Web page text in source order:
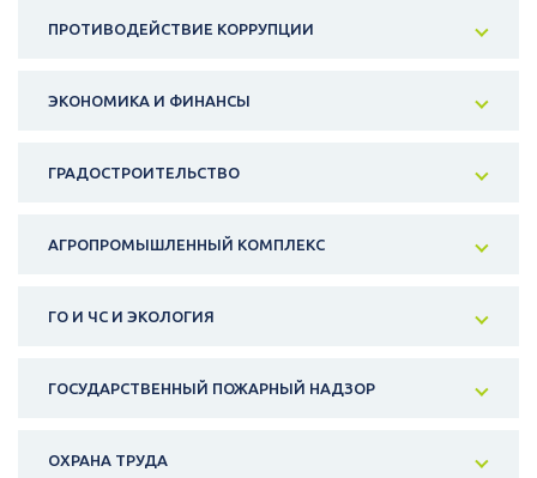
ПРОТИВОДЕЙСТВИЕ КОРРУПЦИИ
ЭКОНОМИКА И ФИНАНСЫ
ГРАДОСТРОИТЕЛЬСТВО
АГРОПРОМЫШЛЕННЫЙ КОМПЛЕКС
ГО И ЧС И ЭКОЛОГИЯ
ГОСУДАРСТВЕННЫЙ ПОЖАРНЫЙ НАДЗОР
ОХРАНА ТРУДА